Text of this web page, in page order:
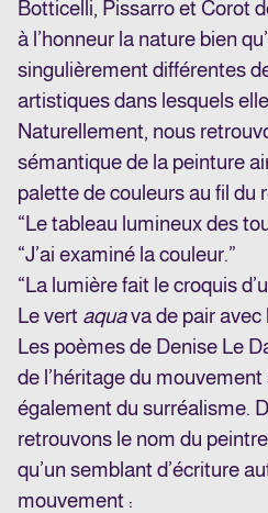
Botticelli, Pissarro et Corot
à l’honneur la nature bien
singulièrement différentes
artistiques dans lesquels
Naturellement, nous
sémantique de la peinture
palette de couleurs au fil du
“Le tableau lumineux des
“J’ai examiné la couleur.”
“La lumière fait le croquis
Le vert aquava de pair avec
Les poèmes de Denise Le
de l’héritage du
également du surréalisme.
retrouvons le nom du
qu’un semblant d’écriture
mouvement :